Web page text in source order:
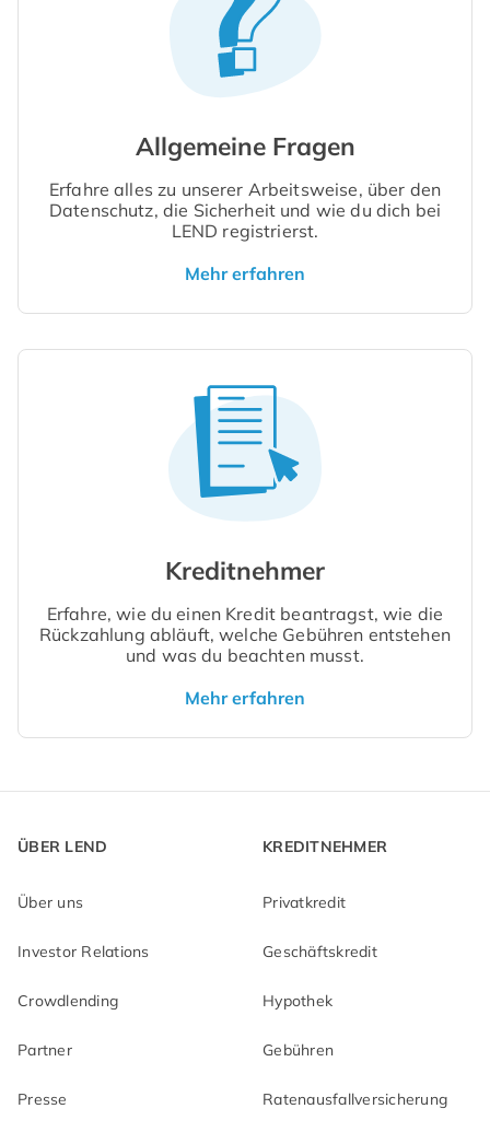
Allgemeine Fragen
Erfahre alles zu unserer Arbeitsweise, über den
Datenschutz, die Sicherheit und wie du dich bei
LEND registrierst.
Mehr erfahren
Kreditnehmer
Erfahre, wie du einen Kredit beantragst, wie die
Rückzahlung abläuft, welche Gebühren entstehen
und was du beachten musst.
Mehr erfahren
ÜBER LEND
Über uns
Investor Relations
Crowdlending
Partner
Presse
KREDITNEHMER
Privatkredit
Geschäftskredit
Hypothek
Gebühren
Ratenausfallversicherung